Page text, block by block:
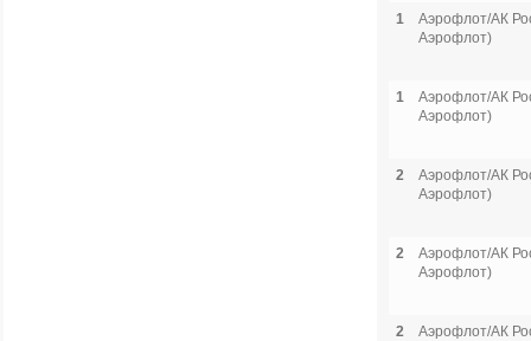
1
Аэрофлот/АК
Аэрофлот)
1
Аэрофлот/АК
Аэрофлот)
2
Аэрофлот/АК
Аэрофлот)
2
Аэрофлот/АК
Аэрофлот)
2
Аэрофлот/АК